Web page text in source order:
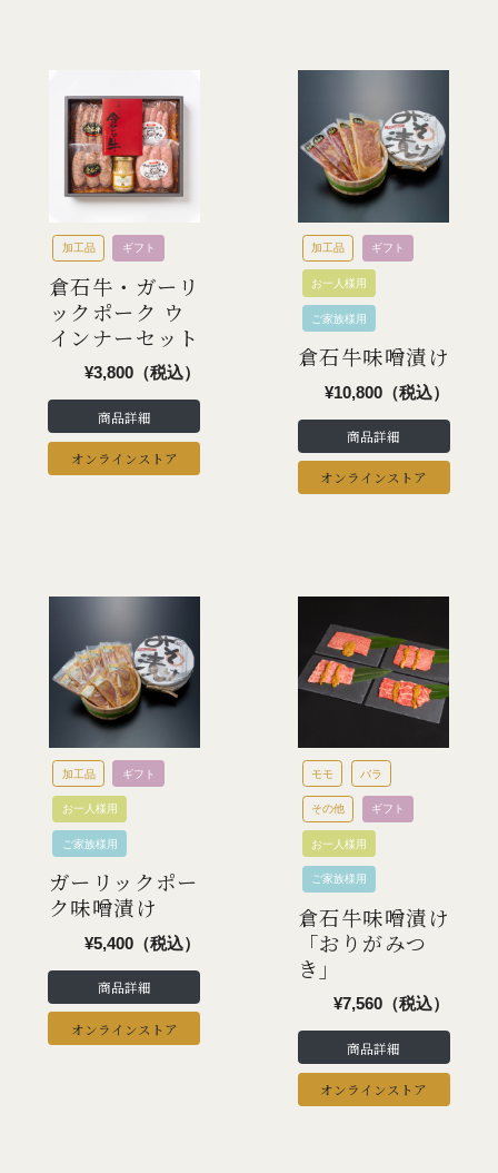
加工品 ギフト
倉石牛・ガーリ
ックポーク ウ
インナーセット
¥3,800（税込）
商品詳細
オンラインストア
加工品 ギフト
お一人様用
ご家族様用
倉石牛味噌漬け
¥10,800（税込）
商品詳細
オンラインストア
加工品 ギフト
お一人様用
ご家族様用
ガーリックポー
ク味噌漬け
¥5,400（税込）
商品詳細
オンラインストア
モモ バラ
その他 ギフト
お一人様用
ご家族様用
倉石牛味噌漬け
「おりがみつ
き」
¥7,560（税込）
商品詳細
オンラインストア